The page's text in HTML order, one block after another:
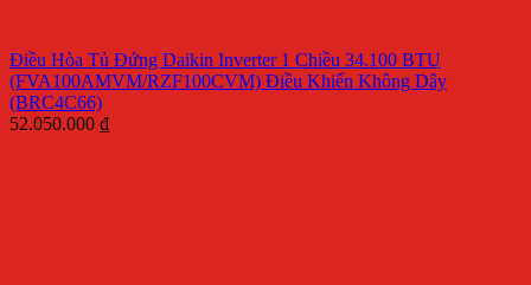
Điều Hòa Tủ Đứng Daikin Inverter 1 Chiều 34.100 BTU
(FVA100AMVM/RZF100CVM) Điều Khiển Không Dây
(BRC4C66)
52.050.000 ₫